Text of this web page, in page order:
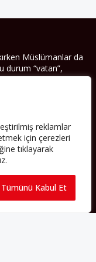
reklamlar
için çerezleri
tıklayarak
Tümünü Kabul Et
Müslümanlar da
durum “vatan”,
çift taraflı olarak
düzen için, hem
EDEBILIRSINIZ